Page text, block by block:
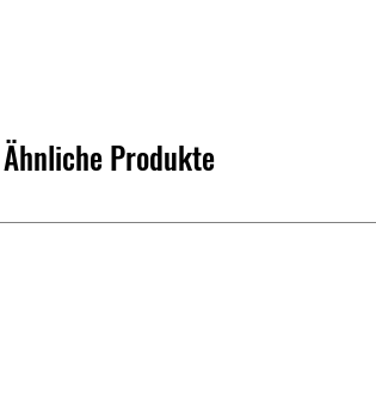
Ähnliche Produkte